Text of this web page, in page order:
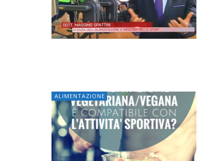
ALIMENTAZIONE